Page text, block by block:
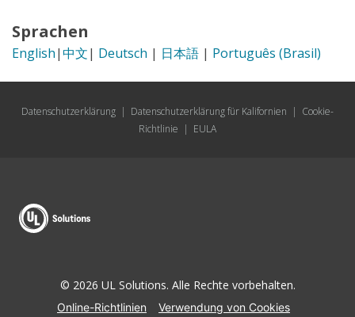
Sprachen
English|中文| Deutsch | 日本語 | Português (Brasil)
Datenschutzerklärung | Datenschutzerklärung für Kalifornien | Cookie-
Richtlinie | EULA
© 2026 UL Solutions. Alle Rechte vorbehalten.
Online-Richtlinien Verwendung von Cookies